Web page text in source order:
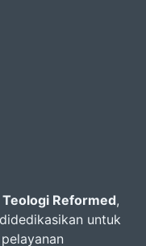
Reformed,
untuk